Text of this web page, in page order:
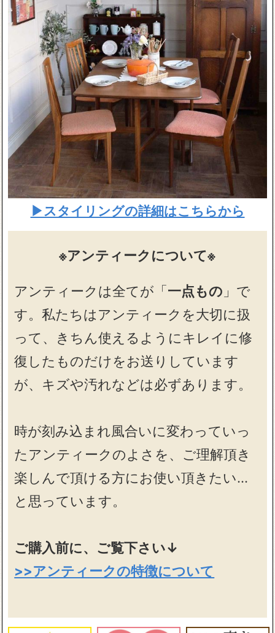
▶スタイリングの詳細はこちらから
※アンティークについて※
アンティークは全てが「 一点もの 」で
す。私たちはアンティークを大切に扱
って、きちん使えるようにキレイに修
復したものだけをお送りしています
が、キズや汚れなどは必ずあります。
時が刻み込まれ風合いに変わっていっ
たアンティークのよさを、ご理解頂き
楽しんで頂ける方にお使い頂きたい…
と思っています。
ご購入前に、ご覧下さい↓
>>アンティークの特徴について